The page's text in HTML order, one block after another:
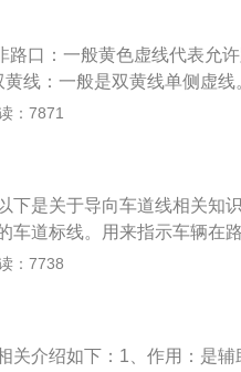
车流量多时转弯的车辆有可
导向线，所有车辆在通过这
口：一般黄色虚线代表允
线：一般是双黄线单侧虚线
侧是不允许跨越。3、画于
隔同向行驶的机动车和非机
：7871
下是关于导向车道线相关知
车道标线。用来指示车辆在
一般画有此类标线，目的就
向固定，行车时必须按此车道
：7738
关介绍如下：1、作用：是辅